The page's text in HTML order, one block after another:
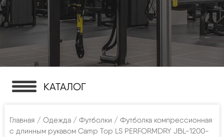
КАТАЛОГ
Главная / Одежда / Футболки / Футболка компрессионная
с длинным рукавом Camp Top LS PERFORMDRY JBL-1200-